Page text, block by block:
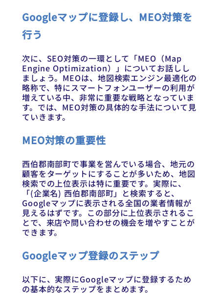
Googleマップに登録し、MEO対策を
行う
次に、SEO対策の一環として「MEO（Map
Engine Optimization）」についてお話しし
ましょう。MEOは、地図検索エンジン最適化の
略称で、特にスマートフォンユーザーの利用が
増えている中、非常に重要な戦略となっていま
す。では、MEO対策の具体的な手法について見
ていきます。
MEO対策の重要性
西伯郡南部町で事業を営んでいる場合、地元の
顧客をターゲットにすることが多いため、地図
検索での上位表示は特に重要です。実際に、
「(企業名) 西伯郡南部町」と検索すると、
Googleマップに表示される全国の業者情報が
見えるはずです。この部分に上位表示されるこ
とで、来店や問い合わせの機会を増やすことが
できます。
Googleマップ登録のステップ
以下に、実際にGoogleマップに登録するため
の基本的なステップをまとめます。